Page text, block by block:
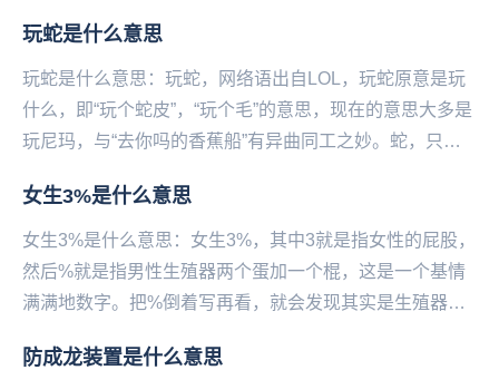
玩蛇是什么意思
玩蛇是什么意思：玩蛇，网络语出自LOL，玩蛇原意是玩
什么，即“玩个蛇皮”，“玩个毛”的意思，现在的意思大多是
玩尼玛，与“去你吗的香蕉船”有异曲同工之妙。蛇，只作
女生3%是什么意思
女生3%是什么意思：女生3%，其中3就是指女性的屁股，
然后%就是指男性生殖器两个蛋加一个棍，这是一个基情
满满地数字。把%倒着写再看，就会发现其实是生殖器
防成龙装置是什么意思